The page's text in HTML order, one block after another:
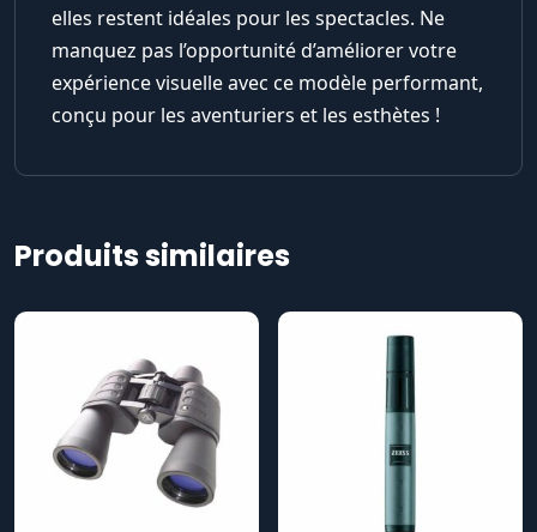
elles restent idéales pour les spectacles. Ne
manquez pas l’opportunité d’améliorer votre
expérience visuelle avec ce modèle performant,
conçu pour les aventuriers et les esthètes !
Produits similaires